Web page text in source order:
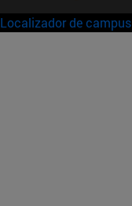
Localizador de campus